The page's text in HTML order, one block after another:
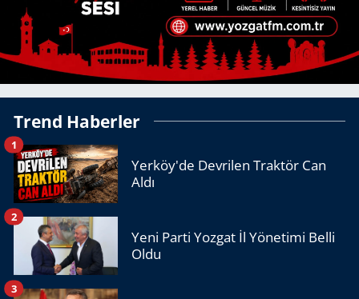
Trend Haberler
Yerköy'de Devrilen Traktör Can
Aldı
1
Yeni Parti Yozgat İl Yönetimi Belli
Oldu
2
3